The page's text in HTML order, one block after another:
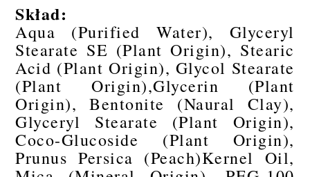
Skład:
Aqua (Purified Water), Glyceryl
Stearate SE (Plant Origin), Stearic
Acid (Plant Origin), Glycol Stearate
(Plant Origin),Glycerin (Plant
Origin), Bentonite (Naural Clay),
Glyceryl Stearate (Plant Origin),
Coco-Glucoside (Plant Origin),
Prunus Persica (Peach)Kernel Oil,